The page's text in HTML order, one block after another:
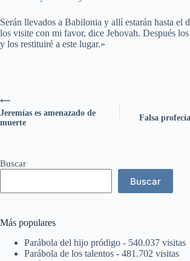
Serán llevados a Babilonia y allí estarán hasta el
los visite con mi favor, dice Jehovah. Después
y los restituiré a este lugar.»
Falsa
⟵
Jeremías es amenazado de
muerte
Buscar
Buscar
Más populares
Parábola del hijo pródigo - 540.037 visitas
Parábola de los talentos - 481.702 visitas